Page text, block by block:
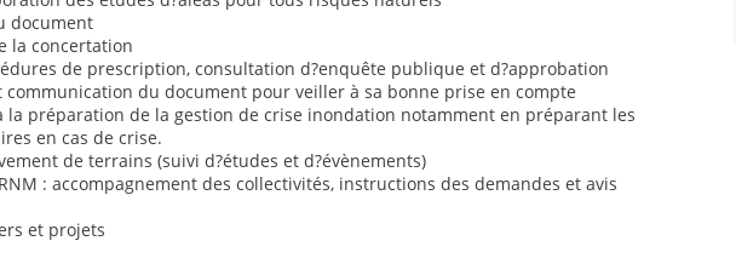
document
la concertation
de prescription, consultation d?enquête publique et d?approbation
du document pour veiller à sa bonne prise en compte
la préparation de la gestion de crise inondation notamment en préparant les
en cas de crise.
de terrains (suivi d?études et d?évènements)
: accompagnement des collectivités, instructions des demandes et avis
et projets